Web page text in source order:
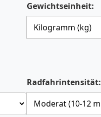
Gewichtseinheit:
Radfahrintensität: